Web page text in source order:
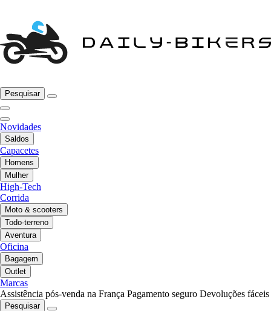
Pesquisar
Novidades
Saldos
Capacetes
Homens
Mulher
High-Tech
Corrida
Moto & scooters
Todo-terreno
Aventura
Oficina
Bagagem
Outlet
Marcas
Assistência pós-venda na França Pagamento seguro Devoluções fáceis
Pesquisar